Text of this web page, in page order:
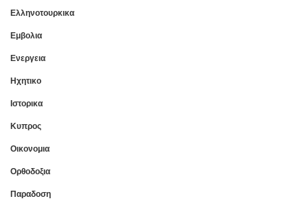
Ελληνοτουρκικα
Εμβολια
Ενεργεια
Ηχητικο
Ιστορικα
Κυπρος
Οικονομια
Ορθοδοξια
Παραδοση